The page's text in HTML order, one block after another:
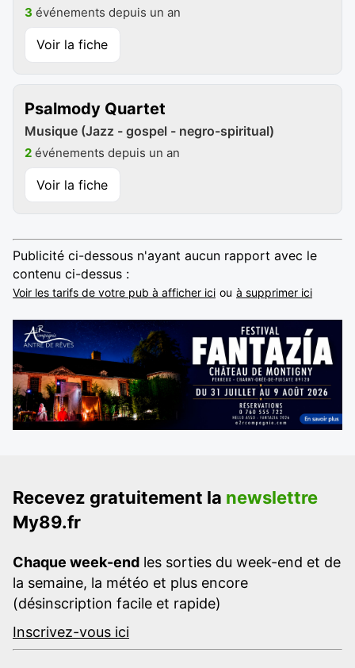
3 événements depuis un an
Voir la fiche
Psalmody Quartet
Musique (Jazz - gospel - negro-spiritual)
2 événements depuis un an
Voir la fiche
Publicité ci-dessous n'ayant aucun rapport avec le
contenu ci-dessus :
Voir les tarifs de votre pub à afficher ici ou à supprimer ici
Recevez gratuitement la newslettre
My89.fr
Chaque week-end les sorties du week-end et de
la semaine, la météo et plus encore
(désinscription facile et rapide)
Inscrivez-vous ici